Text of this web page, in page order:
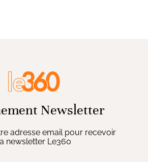
Newsletter
adresse email pour recevoir
newsletter Le360